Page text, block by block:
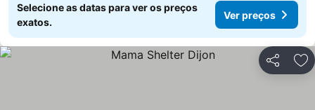
Selecione as datas para ver os preços
exatos.
Ver preços
Partilhar